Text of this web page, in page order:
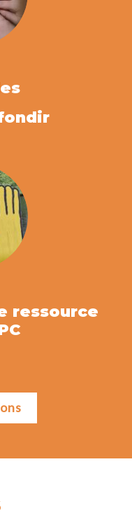
ressource